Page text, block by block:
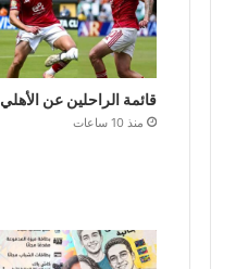
قائمة الراحلين عن الأهلي
منذ 10 ساعات